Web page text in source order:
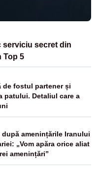
serviciu secret din
Top 5
de fostul partener și
patului. Detaliul care a
după amenințările Iranului
„Vom apăra orice aliat
amenințări”